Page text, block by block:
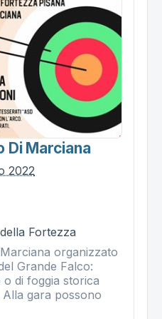
Di Marciana
2022
Fortezza
organizzato
Grande Falco:
di foggia storica
gara possono